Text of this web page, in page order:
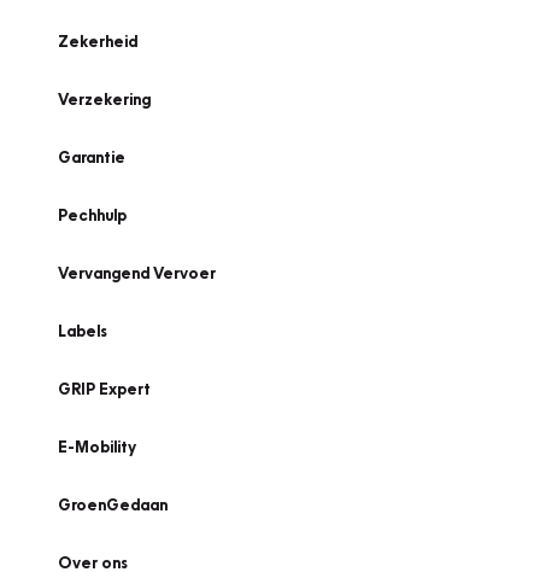
Zekerheid
Verzekering
Garantie
Pechhulp
Vervangend Vervoer
Labels
GRIP Expert
E-Mobility
GroenGedaan
Over ons